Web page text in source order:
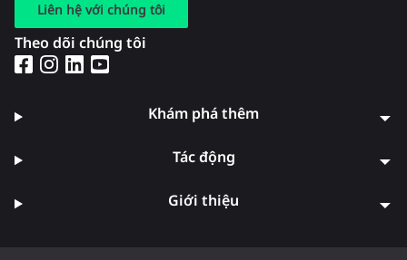
Liên hệ với chúng tôi
Theo dõi chúng tôi
Khám phá thêm
Tác động
Giới thiệu